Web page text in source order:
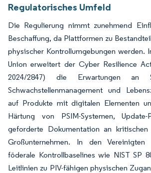
Regulatorisches Umfeld
Die Regulierung nimmt zunehmend
Beschaffung, da Plattformen zu
physischer Kontrollumgebungen werden.
Union erweitert der Cyber Resilience
2024/2847) die Erwartungen an
Schwachstellenmanagement und
auf Produkte mit digitalen Elementen
Härtung von PSIM-Systemen,
geforderte Dokumentation an
Großunternehmen. In den Vereinigten
föderale Kontrollbaselines wie NIST SP
Leitlinien zu PIV-fähigen physischen